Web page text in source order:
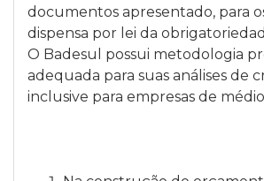
documentos apresentado, para
dispensa por lei da
O Badesul possui metodologia
adequada para suas análises de
inclusive para empresas de